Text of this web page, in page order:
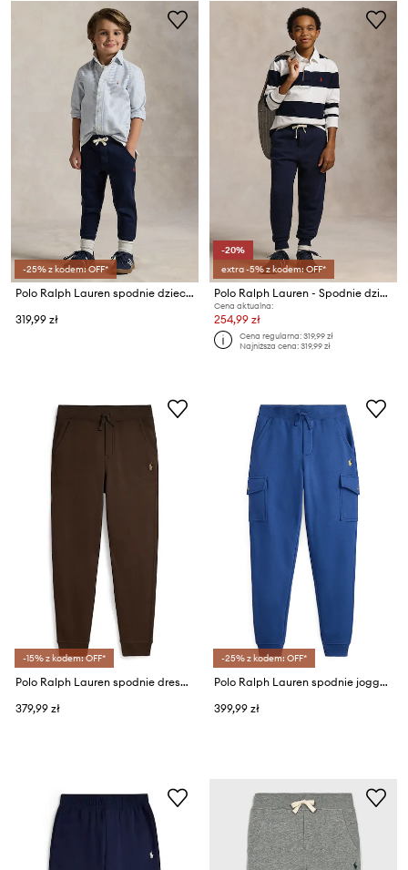
-25% z kodem: OFF*
Polo Ralph Lauren spodnie dziecięce 110-128 cm
319,99 zł
-20%
extra -5% z kodem: OFF*
Polo Ralph Lauren - Spodnie dziecięce 134-176 cm 323720897003
Cena aktualna:
254,99 zł
Cena regularna:319,99 zł
Najniższa cena:319,99 zł
-15% z kodem: OFF*
Polo Ralph Lauren spodnie dresowe dziecięce z bawełną
379,99 zł
-25% z kodem: OFF*
Polo Ralph Lauren spodnie joggery dziecięce z bawełną
399,99 zł